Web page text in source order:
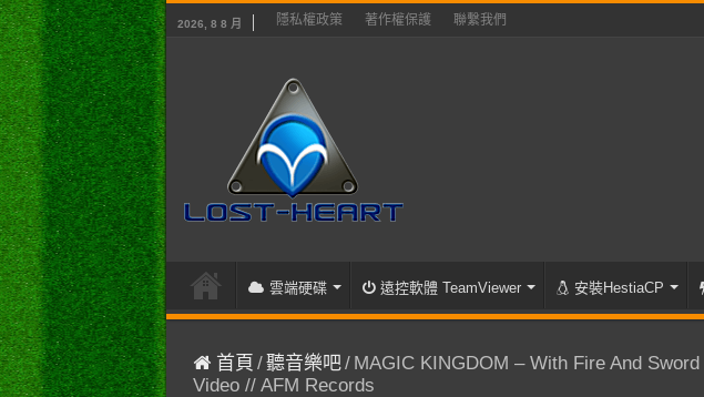
2026, 8 8 月 隱私權政策 著作權保護 聯繫我們
雲端硬碟 遠控軟體 TeamViewer 安裝HestiaCP
首頁 /聽音樂吧/ MAGIC KINGDOM – With Fire And
Video // AFM Records